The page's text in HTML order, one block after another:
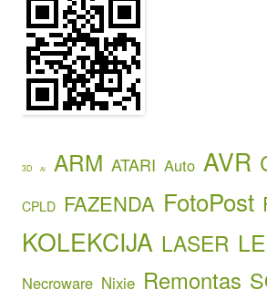
3D AI ARM ATARI Auto AVR
CPLD FAZENDA FotoPost
KOLEKCIJA LASER
Necroware Nixie Remontas